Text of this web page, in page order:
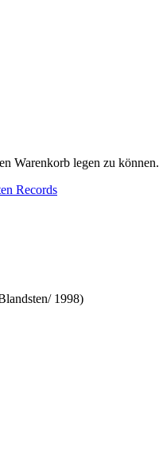
Warenkorb legen zu können.
Records
1998)